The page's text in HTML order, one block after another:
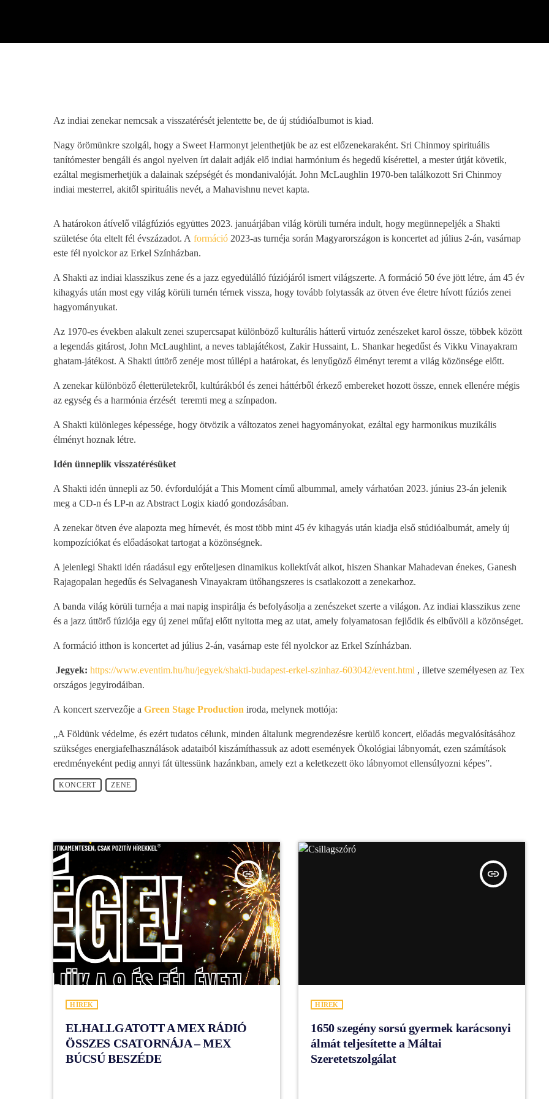
Az indiai zenekar nemcsak a visszatérését jelentette be, de új stúdióalbumot is kiad.
Nagy örömünkre szolgál, hogy a Sweet Harmonyt jelenthetjük be az est előzenekaraként. Sri Chinmoy spirituális
tanítómester bengáli és angol nyelven írt dalait adják elő indiai harmónium és hegedű kísérettel, a mester útját követik,
ezáltal megismerhetjük a dalainak szépségét és mondanivalóját. John McLaughlin 1970-ben találkozott Sri Chinmoy
indiai mesterrel, akitől spirituális nevét, a Mahavishnu nevet kapta.
A határokon átívelő világfúziós együttes 2023. januárjában világ körüli turnéra indult, hogy megünnepeljék a Shakti
születése óta eltelt fél évszázadot. A formáció 2023-as turnéja során Magyarországon is koncertet ad július 2-án, vasárnap
este fél nyolckor az Erkel Színházban.
A Shakti az indiai klasszikus zene és a jazz egyedülálló fúziójáról ismert világszerte. A formáció 50 éve jött létre, ám 45 év
kihagyás után most egy világ körüli turnén térnek vissza, hogy tovább folytassák az ötven éve életre hívott fúziós zenei
hagyományukat.
Az 1970-es években alakult zenei szupercsapat különböző kulturális hátterű virtuóz zenészeket karol össze, többek között
a legendás gitárost, John McLaughlint, a neves tablajátékost, Zakir Hussaint, L. Shankar hegedűst és Vikku Vinayakram
ghatam-játékost. A Shakti úttörő zenéje most túllépi a határokat, és lenyűgöző élményt teremt a világ közönsége előtt.
A zenekar különböző életterületekről, kultúrákból és zenei háttérből érkező embereket hozott össze, ennek ellenére mégis
az egység és a harmónia érzését teremti meg a színpadon.
A Shakti különleges képessége, hogy ötvözik a változatos zenei hagyományokat, ezáltal egy harmonikus muzikális
élményt hoznak létre.
Idén ünneplik visszatérésüket
A Shakti idén ünnepli az 50. évfordulóját a This Moment című albummal, amely várhatóan 2023. június 23-án jelenik
meg a CD-n és LP-n az Abstract Logix kiadó gondozásában.
A zenekar ötven éve alapozta meg hírnevét, és most több mint 45 év kihagyás után kiadja első stúdióalbumát, amely új
kompozíciókat és előadásokat tartogat a közönségnek.
A jelenlegi Shakti idén ráadásul egy erőteljesen dinamikus kollektívát alkot, hiszen Shankar Mahadevan énekes, Ganesh
Rajagopalan hegedűs és Selvaganesh Vinayakram ütőhangszeres is csatlakozott a zenekarhoz.
A banda világ körüli turnéja a mai napig inspirálja és befolyásolja a zenészeket szerte a világon. Az indiai klasszikus zene
és a jazz úttörő fúziója egy új zenei műfaj előtt nyitotta meg az utat, amely folyamatosan fejlődik és elbűvöli a közönséget.
A formáció itthon is koncertet ad július 2-án, vasárnap este fél nyolckor az Erkel Színházban.
Jegyek: https://www.eventim.hu/hu/jegyek/shakti-budapest-erkel-szinhaz-603042/event.html , illetve személyesen az Tex
országos jegyirodáiban.
A koncert szervezője a Green Stage Production iroda, melynek mottója:
„A Földünk védelme, és ezért tudatos célunk, minden általunk megrendezésre kerülő koncert, előadás megvalósításához
szükséges energiafelhasználások adataiból kiszámíthassuk az adott események Ökológiai lábnyomát, ezen számítások
eredményeként pedig annyi fát ültessünk hazánkban, amely ezt a keletkezett öko lábnyomot ellensúlyozni képes”.
KONCERT ZENE
insert_link
HÍREK
ELHALLGATOTT A MEX RÁDIÓ
ÖSSZES CSATORNÁJA – MEX
BÚCSÚ BESZÉDE
insert_link
HÍREK
1650 szegény sorsú gyermek karácsonyi
álmát teljesítette a Máltai
Szeretetszolgálat